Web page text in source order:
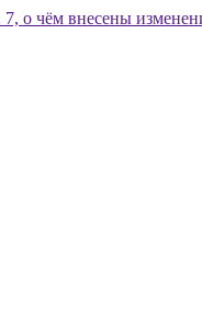
7, о чём внесены